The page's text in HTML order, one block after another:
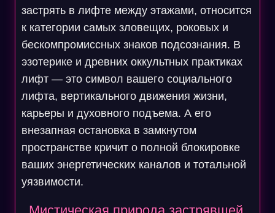
застрять в лифте между этажами, относится
к категории самых зловещих, роковых и
бескомпромиссных знаков подсознания. В
эзотерике и древних оккультных практиках
лифт — это символ вашего социального
лифта, вертикального движения жизни,
карьеры и духовного подъема. А его
внезапная остановка в замкнутом
пространстве кричит о полной блокировке
ваших энергетических каналов и тотальной
уязвимости.